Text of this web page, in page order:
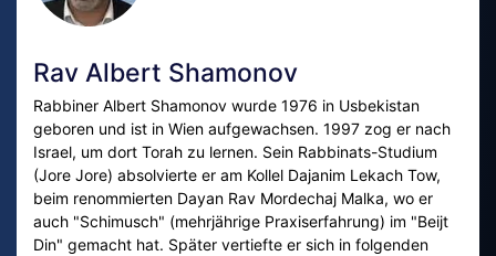
Rav Albert Shamonov
Rabbiner Albert Shamonov wurde 1976 in Usbekistan
geboren und ist in Wien aufgewachsen. 1997 zog er nach
Israel, um dort Torah zu lernen. Sein Rabbinats-Studium
(Jore Jore) absolvierte er am Kollel Dajanim Lekach Tow,
beim renommierten Dayan Rav Mordechaj Malka, wo er
auch "Schimusch" (mehrjährige Praxiserfahrung) im "Beijt
Din" gemacht hat. Später vertiefte er sich in folgenden